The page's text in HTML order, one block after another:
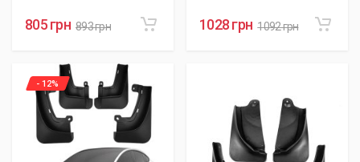
805 грн 893 грн 1028 грн 1092 грн
- 12%